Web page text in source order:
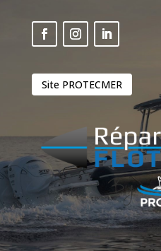
Site PROTECMER